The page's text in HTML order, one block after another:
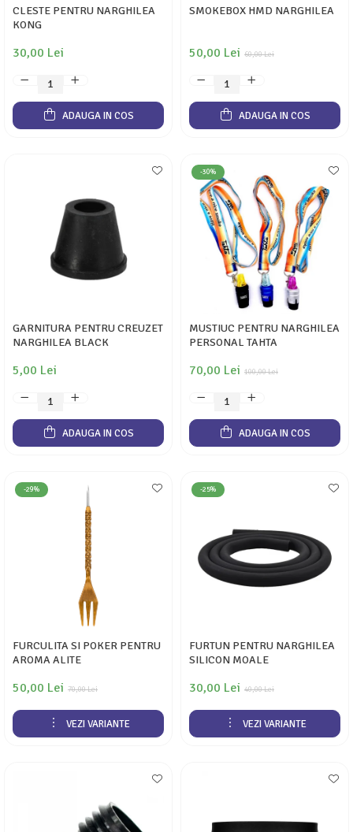
CLESTE PENTRU NARGHILEA
KONG
30,00 Lei
ADAUGA IN COS
SMOKEBOX HMD NARGHILEA
60,00 Lei
50,00 Lei
ADAUGA IN COS
GARNITURA PENTRU CREUZET
NARGHILEA BLACK
5,00 Lei
ADAUGA IN COS
-30%
MUSTIUC PENTRU NARGHILEA
PERSONAL TAHTA
100,00 Lei
70,00 Lei
ADAUGA IN COS
-29%
FURCULITA SI POKER PENTRU
AROMA ALITE
70,00 Lei
50,00 Lei
VEZI VARIANTE
-25%
FURTUN PENTRU NARGHILEA
SILICON MOALE
40,00 Lei
30,00 Lei
VEZI VARIANTE